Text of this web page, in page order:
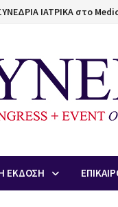
ΙΑΤΡΙΚΑ στο
ΕΚΔΟΣΗ